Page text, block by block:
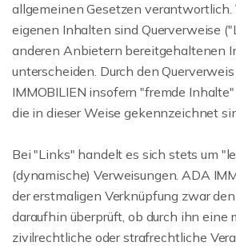
allgemeinen Gesetzen verantwortlich.
eigenen Inhalten sind Querverweise
anderen Anbietern bereitgehaltenen
unterscheiden. Durch den
IMMOBILIEN insofern "fremde
die in dieser Weise gekennzeichnet
Bei "Links" handelt es sich stets um
(dynamische) Verweisungen. ADA
der erstmaligen Verknüpfung zwar
daraufhin überprüft, ob durch ihn eine
zivilrechtliche oder strafrechtliche